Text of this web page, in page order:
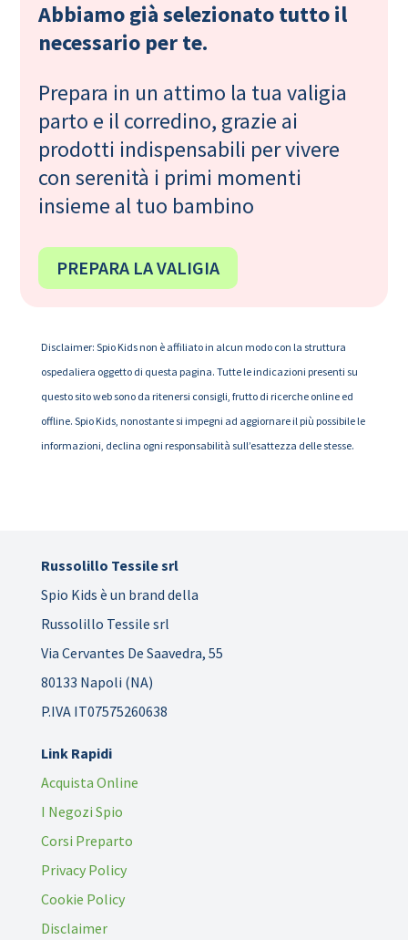
Abbiamo già selezionato tutto il
necessario per te.
Prepara in un attimo la tua valigia
parto e il corredino, grazie ai
prodotti indispensabili per vivere
con serenità i primi momenti
insieme al tuo bambino
PREPARA LA VALIGIA
Disclaimer: Spio Kids non è affiliato in alcun modo con la struttura
ospedaliera oggetto di questa pagina. Tutte le indicazioni presenti su
questo sito web sono da ritenersi consigli, frutto di ricerche online ed
offline. Spio Kids, nonostante si impegni ad aggiornare il più possibile le
informazioni, declina ogni responsabilità sull’esattezza delle stesse.
Russolillo Tessile srl
Spio Kids è un brand della
Russolillo Tessile srl
Via Cervantes De Saavedra, 55
80133 Napoli (NA)
P.IVA IT07575260638
Link Rapidi
Acquista Online
I Negozi Spio
Corsi Preparto
Privacy Policy
Cookie Policy
Disclaimer